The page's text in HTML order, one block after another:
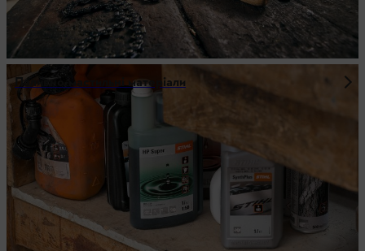
Паливно-мастильні матеріали